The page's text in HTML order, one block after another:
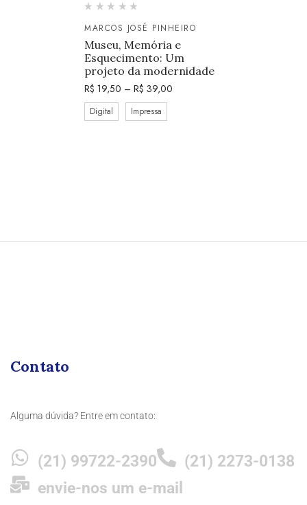
MARCOS JOSÉ PINHEIRO
Museu, Memória e
Esquecimento: Um
projeto da modernidade
R$ 19,50 – R$ 39,00
Digital Impressa
Contato
Alguma dúvida? Entre em contato:
(21) 99722-2390
(21) 2273-0138
envie-nos um e-mail